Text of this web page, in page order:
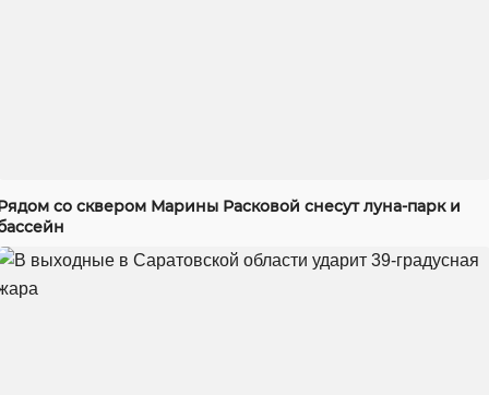
со сквером Марины Расковой снесут луна-парк и